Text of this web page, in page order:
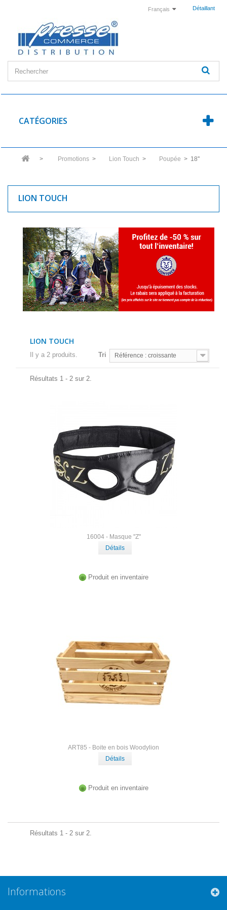
Détaillant
Français
CATÉGORIES
> Promotions > Lion Touch > Poupée > 18''
LION TOUCH
LION TOUCH
Il y a 2 produits. Tri Référence : croissante
Résultats 1 - 2 sur 2.
16004 - Masque ''Z''
Détails
Produit en inventaire
ART85 - Boite en bois Woodylion
Détails
Produit en inventaire
Résultats 1 - 2 sur 2.
Informations